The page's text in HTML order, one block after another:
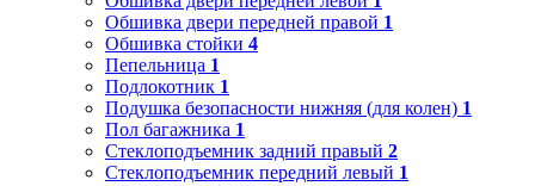
Обшивка двери передней правой 1
Обшивка стойки 4
Пепельница 1
Подлокотник 1
Подушка безопасности нижняя (для колен) 1
Пол багажника 1
Стеклоподъемник задний правый 2
Стеклоподъемник передний левый 1